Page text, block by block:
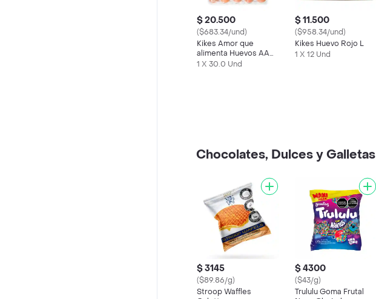
$ 20.500
($683.34/und)
Kikes Amor que
alimenta Huevos AA
Rojos L
1 X 30.0 Und
$ 11.500
($958.34/und)
Kikes Huevo Rojo L
1 X 12 Und
Chocolates, Dulces y Galletas
$ 3145
($89.86/g)
Stroop Waffles
$ 4300
($43/g)
Trululu Goma Frutal